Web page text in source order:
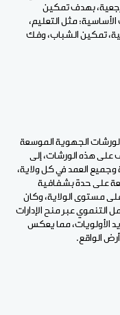
بهدف تمكين
مثل التعليم،
تمكين الشباب، وفك
الجهوية الموسعة
على هذه الورشات، إلى
وجميع العمد في كل ولاية،
على حدة بشفافية
مستوى الولاية، وكان
التنموي عبر منح الإدارات
الأولويات، مما يعكس
الواقع.